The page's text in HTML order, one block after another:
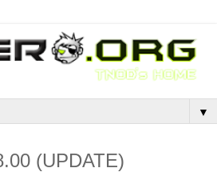
▼
(UPDATE)